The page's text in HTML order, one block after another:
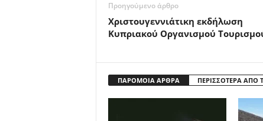
Προηγούμενο άρθρο
Χριστουγεννιάτικη εκδήλωση
Κυπριακού Οργανισμού
ΠΑΡΟΜΟΙΑ ΑΡΘΡΑ ΠΕΡΙΣΣΟΤΕΡΑ ΑΠΟ